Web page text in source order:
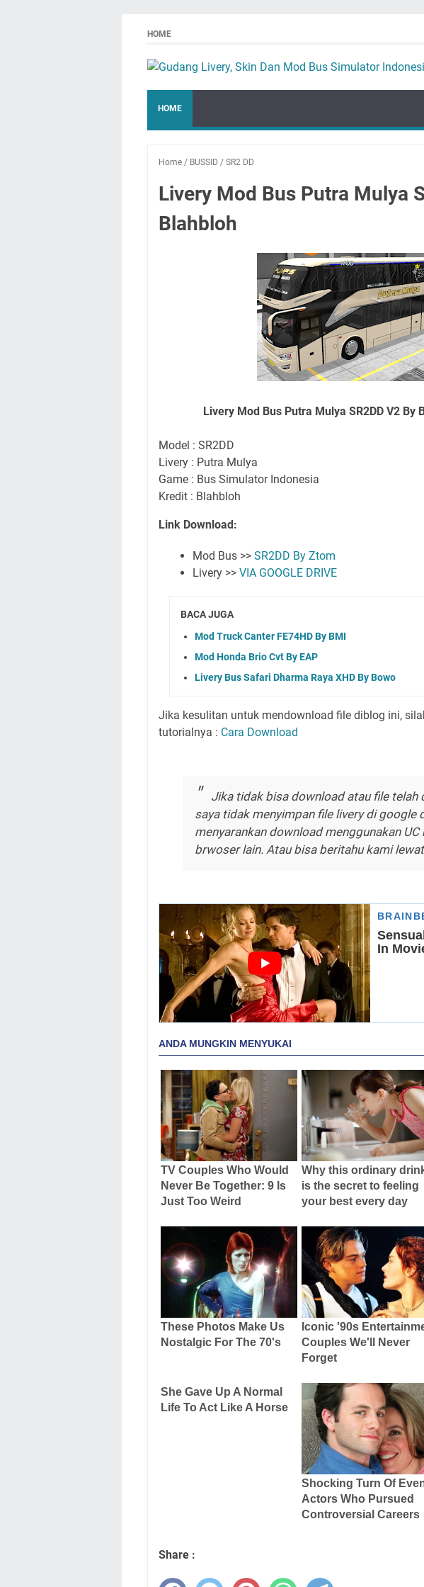
HOME
HOME
Home / BUSSID / SR2 DD
Livery Mod Bus Putra Mulya
Blahbloh
Livery Mod Bus Putra Mulya SR2DD V2 By
Model : SR2DD
Livery : Putra Mulya
Game : Bus Simulator Indonesia
Kredit : Blahbloh
Link Download:
Mod Bus >> SR2DD By Ztom
Livery >> VIA GOOGLE DRIVE
BACA JUGA
Mod Truck Canter FE74HD By BMI
Mod Honda Brio Cvt By EAP
Livery Bus Safari Dharma Raya XHD By Bowo
Jika kesulitan untuk mendownload file diblog ini,
tutorialnya : Cara Download
Jika tidak bisa download atau file telah
saya tidak menyimpan file livery di google
menyarankan download menggunakan
brwoser lain. Atau bisa beritahu kami
Share :